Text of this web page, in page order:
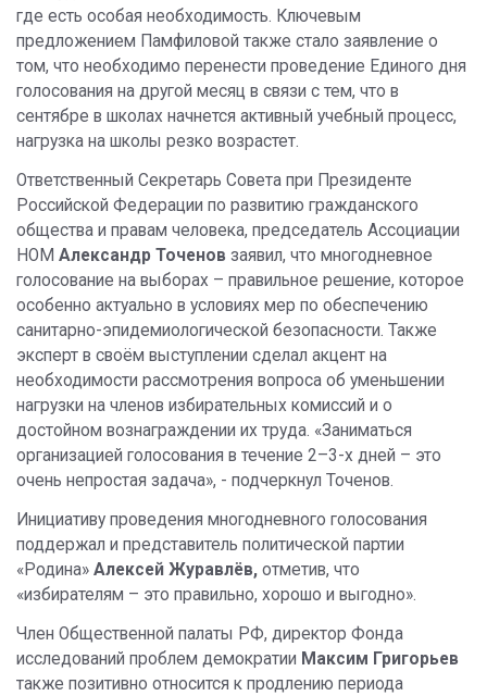
где есть особая необходимость. Ключевым
предложением Памфиловой также стало заявление о
том, что необходимо перенести проведение Единого дня
голосования на другой месяц в связи с тем, что в
сентябре в школах начнется активный учебный процесс,
нагрузка на школы резко возрастет.
Ответственный Секретарь Совета при Президенте
Российской Федерации по развитию гражданского
общества и правам человека, председатель Ассоциации
НОМ Александр Точенов заявил, что многодневное
голосование на выборах – правильное решение, которое
особенно актуально в условиях мер по обеспечению
санитарно-эпидемиологической безопасности. Также
эксперт в своём выступлении сделал акцент на
необходимости рассмотрения вопроса об уменьшении
нагрузки на членов избирательных комиссий и о
достойном вознаграждении их труда. «Заниматься
организацией голосования в течение 2–3-х дней – это
очень непростая задача», - подчеркнул Точенов.
Инициативу проведения многодневного голосования
поддержал и представитель политической партии
«Родина» Алексей Журавлёв, отметив, что
«избирателям – это правильно, хорошо и выгодно».
Член Общественной палаты РФ, директор Фонда
исследований проблем демократии Максим Григорьев
также позитивно относится к продлению периода